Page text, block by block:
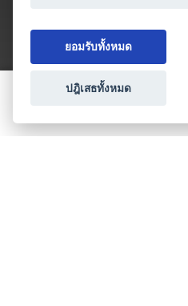
ประเภทธุรกิจไมซ์
ยอมรับทั้งหมด
ปฎิเสธทั้งหมด